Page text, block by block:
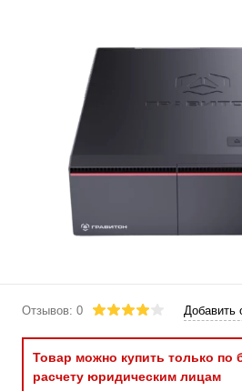
Отзывов: 0 Добавить
Товар можно купить только по
расчету юридическим лицам